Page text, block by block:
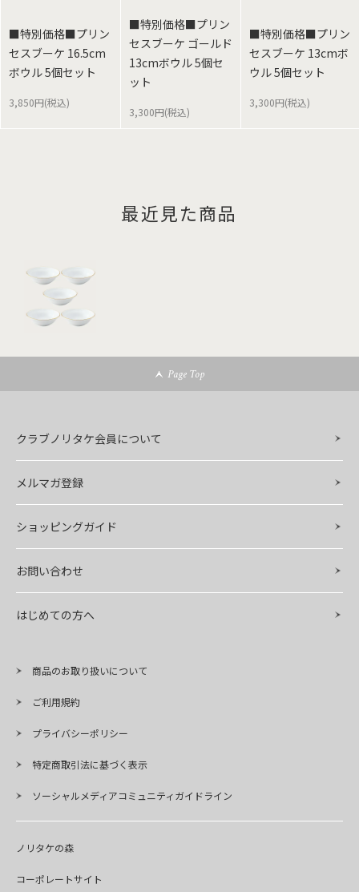
■特別価格■プリン
セスブーケ 16.5cm
ボウル 5個セット
3,850円(税込)
■特別価格■プリン
セスブーケ ゴールド
13cmボウル 5個セ
ット
3,300円(税込)
■特別価格■プリン
セスブーケ 13cmボ
ウル 5個セット
3,300円(税込)
最近見た商品
Page Top
クラブノリタケ会員について
メルマガ登録
ショッピングガイド
お問い合わせ
はじめての方へ
商品のお取り扱いについて
ご利用規約
プライバシーポリシー
特定商取引法に基づく表示
ソーシャルメディアコミュニティガイドライン
ノリタケの森
コーポレートサイト